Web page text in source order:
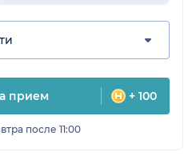
прием + 100
после 11:00